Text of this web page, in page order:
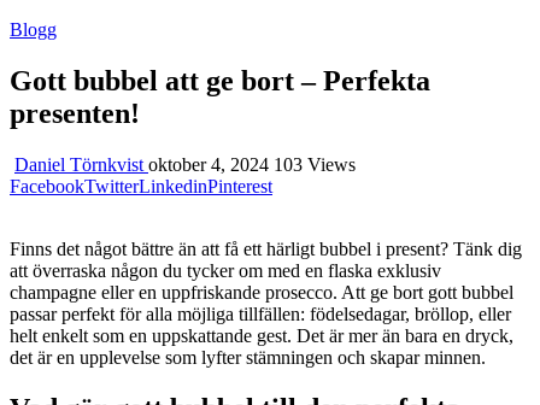
Blogg
Gott bubbel att ge bort – Perfekta
presenten!
Daniel Törnkvist oktober 4, 2024 103 Views
FacebookTwitterLinkedinPinterest
Finns det något bättre än att få ett härligt bubbel i present? Tänk dig
att överraska någon du tycker om med en flaska exklusiv
champagne eller en uppfriskande prosecco. Att ge bort gott bubbel
passar perfekt för alla möjliga tillfällen: födelsedagar, bröllop, eller
helt enkelt som en uppskattande gest. Det är mer än bara en dryck,
det är en upplevelse som lyfter stämningen och skapar minnen.